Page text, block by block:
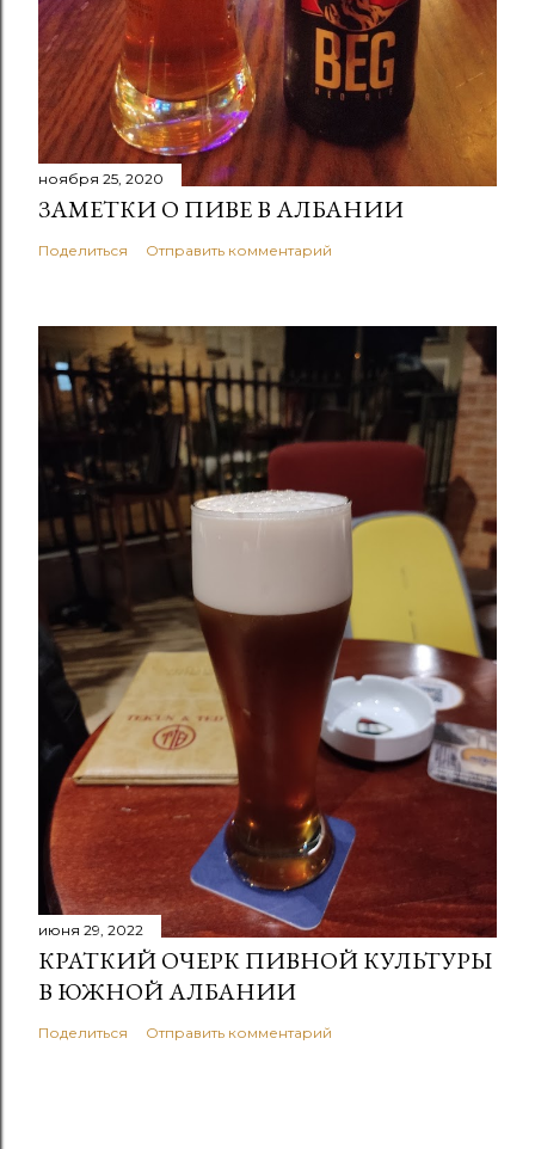
ноября 25, 2020
ЗАМЕТКИ О ПИВЕ В АЛБАНИИ
Поделиться Отправить комментарий
июня 29, 2022
КРАТКИЙ ОЧЕРК ПИВНОЙ КУЛЬТУРЫ
В ЮЖНОЙ АЛБАНИИ
Поделиться Отправить комментарий